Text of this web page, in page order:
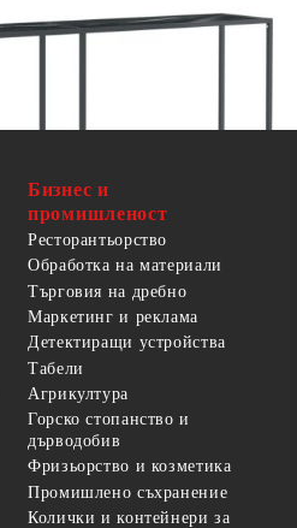
Бизнес и
промишленост
Ресторантьорство
Обработка на материали
Търговия на дребно
Маркетинг и реклама
Детектиращи устройства
Табели
Агрикултура
Горско стопанство и
дърводобив
Фризьорство и козметика
Промишлено съхранение
Колички и контейнери за